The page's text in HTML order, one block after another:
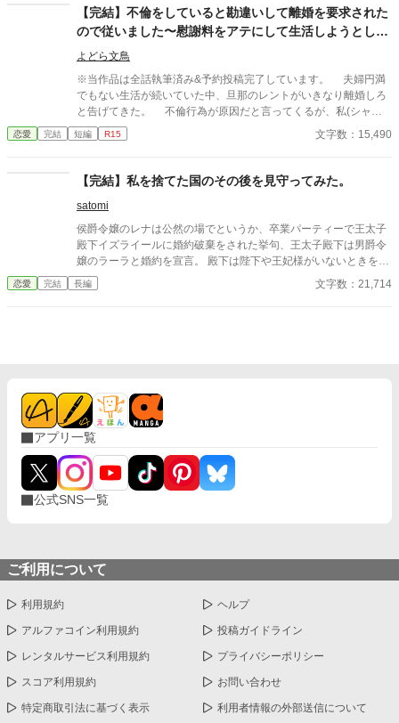
せました。全寮制なので、家からお義姉様はいなくなりました。
ともあれ、家での傍若無人な人間関係とはオサラバ！ 私の楽しい
学園生活はここからです！
【完結】不倫をしていると勘違いして離婚を要求された
ので従いました〜慰謝料をアテにして生活しようとして
いるようですが、慰謝料請求しますよ〜
よどら文鳥
※当作品は全話執筆済み&予約投稿完了しています。 夫婦円満
でもない生活が続いていた中、旦那のレントがいきなり離婚しろ
と告げてきた。 不倫行為が原因だと言ってくるが、私(シャー
リー)には覚えもない。 どうやら騎士団長との会話で勘違いを
しているようだ。 だが、不倫を理由に多額の金が目当てなよう
てもいいと思っていた。 離婚だけして慰謝料はなしという方向
に持って行こうかと思ったが、レントは金にうるさく慰謝料を請
求しようとしてきている。 当然、慰謝料を払うつもりはない。
あまりにもうるさいので、むしろ、今までの暴言に関して慰謝
料請求してしまいますよ？
恋愛 完結 短編 R15 文字数：15,490
【完結】私を捨てた国のその後を見守ってみた。
satomi
侯爵令嬢のレナは公然の場でというか、卒業パーティーで王太子
殿下イズライールに婚約破棄をされた挙句、王太子殿下は男爵令
嬢のラーラと婚約を宣言。 殿下は陛下や王妃様がいないときを狙
ったんでしょうね。 レナの父はアルロジラ王国の宰相です。実家
にはレナの兄が4名いますがみんなそろいもそろって優秀。 長男
恋愛 完結 長編 文字数：21,714
アプリ一覧
公式SNS一覧
ご利用について
利用規約 ヘルプ
アルファコイン利用規約 投稿ガイドライン
レンタルサービス利用規約 プライバシーポリシー
スコア利用規約 お問い合わせ
特定商取引法に基づく表示 利用者情報の外部送信について